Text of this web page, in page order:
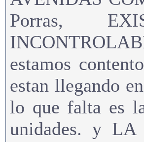
Porras,
estamos
estan llegando
lo que falta es
unidades. y